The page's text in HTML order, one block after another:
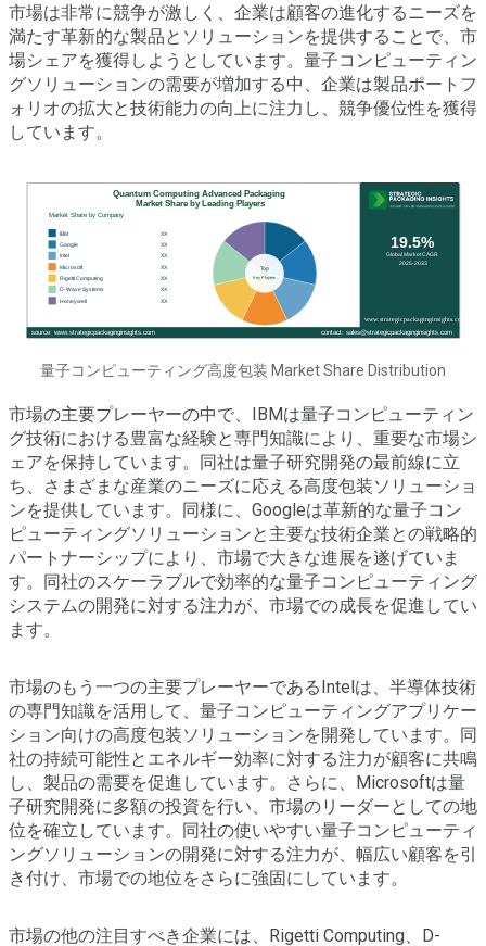
市場は非常に競争が激しく、企業は顧客の進化するニーズを
満たす革新的な製品とソリューションを提供することで、市
場シェアを獲得しようとしています。量子コンピューティン
グソリューションの需要が増加する中、企業は製品ポートフ
ォリオの拡大と技術能力の向上に注力し、競争優位性を獲得
しています。
量子コンピューティング高度包装 Market Share Distribution
市場の主要プレーヤーの中で、IBMは量子コンピューティン
グ技術における豊富な経験と専門知識により、重要な市場シ
ェアを保持しています。同社は量子研究開発の最前線に立
ち、さまざまな産業のニーズに応える高度包装ソリューショ
ンを提供しています。同様に、Googleは革新的な量子コン
ピューティングソリューションと主要な技術企業との戦略的
パートナーシップにより、市場で大きな進展を遂げていま
す。同社のスケーラブルで効率的な量子コンピューティング
システムの開発に対する注力が、市場での成長を促進してい
ます。
市場のもう一つの主要プレーヤーであるIntelは、半導体技術
の専門知識を活用して、量子コンピューティングアプリケー
ション向けの高度包装ソリューションを開発しています。同
社の持続可能性とエネルギー効率に対する注力が顧客に共鳴
し、製品の需要を促進しています。さらに、Microsoftは量
子研究開発に多額の投資を行い、市場のリーダーとしての地
位を確立しています。同社の使いやすい量子コンピューティ
ングソリューションの開発に対する注力が、幅広い顧客を引
き付け、市場での地位をさらに強固にしています。
市場の他の注目すべき企業には、Rigetti Computing、D-